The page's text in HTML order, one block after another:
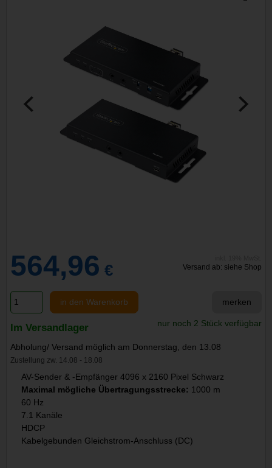
564,96 € Versand ab: siehe Shop
in den Warenkorb merken
Im Versandlager nur noch 2 Stück verfügbar
Abholung/ Versand möglich am Donnerstag, den 13.08
Zustellung zw. 14.08 - 18.08
AV-Sender & -Empfänger 4096 x 2160 Pixel Schwarz
Maximal mögliche Übertragungsstrecke: 1000 m
60 Hz
7.1 Kanäle
HDCP
Kabelgebunden Gleichstrom-Anschluss (DC)